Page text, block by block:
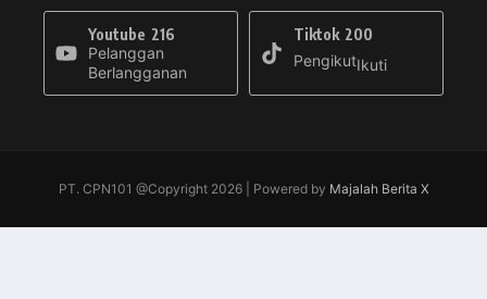
Youtube 216
Pelanggan
Berlangganan
Tiktok 200
PengikutIkuti
PT. CPN101 @Copyright 2026 | Powered by Majalah Berita X